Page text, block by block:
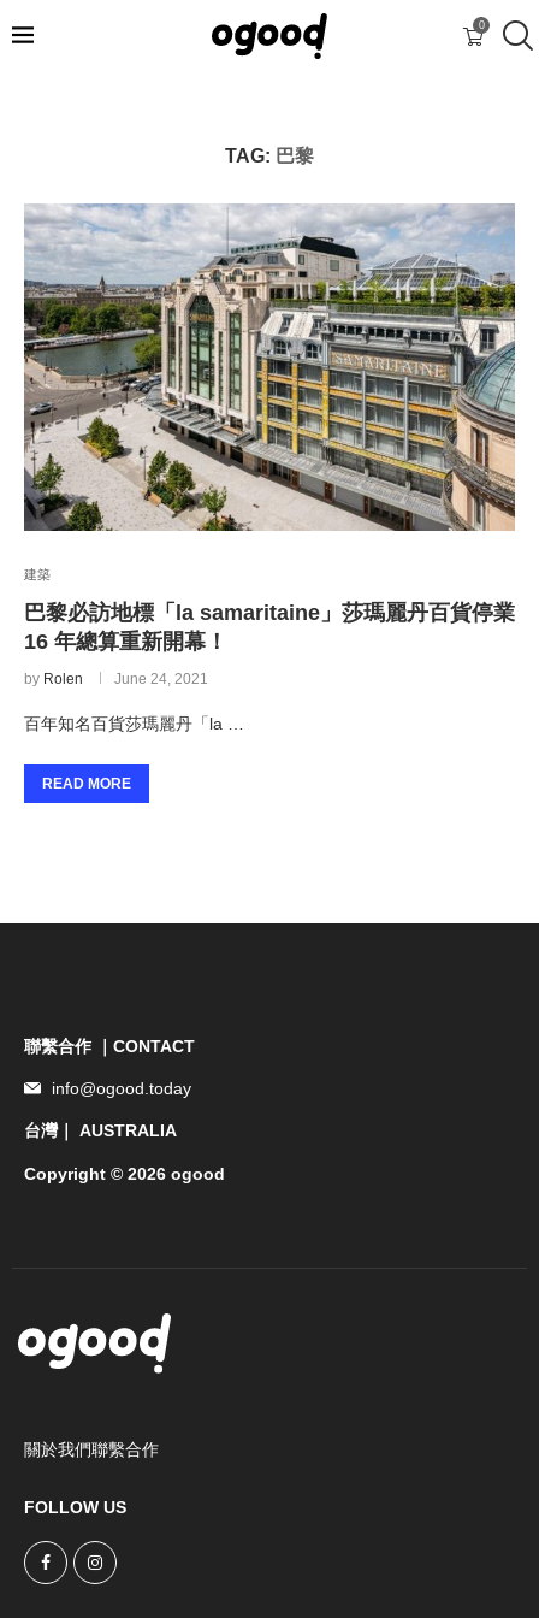
0
TAG: 巴黎
建築
巴黎必訪地標「la samaritaine」莎瑪麗丹百貨停業
16 年總算重新開幕！
by Rolen June 24, 2021
百年知名百貨莎瑪麗丹「la …
READ MORE
聯繫合作 ｜CONTACT
info@ogood.today
台灣｜ AUSTRALIA
Copyright © 2026 ogood
關於我們聯繫合作
FOLLOW US